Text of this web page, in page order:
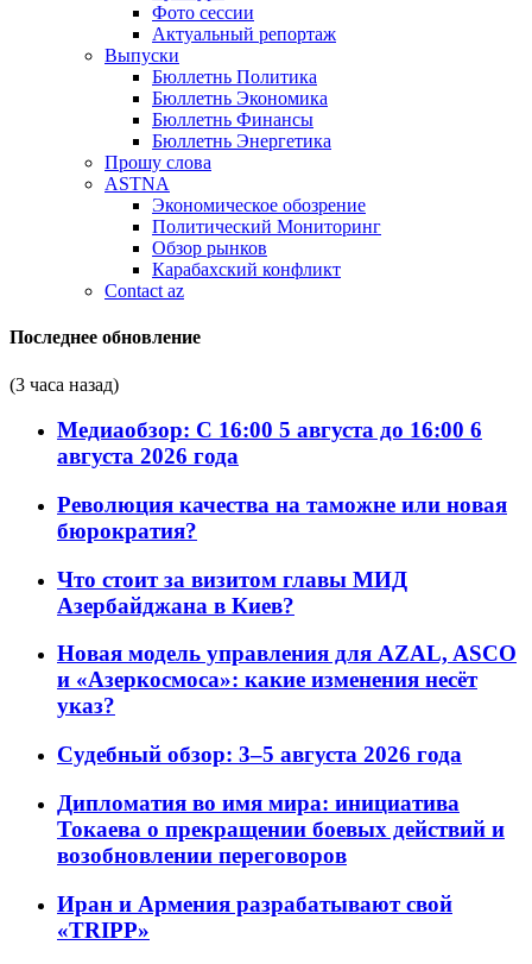
Фото сессии
Актуальный репортаж
Выпуски
Бюллетнь Политика
Бюллетнь Экономика
Бюллетнь Финансы
Бюллетнь Энергетика
Прошу слова
ASTNA
Экономическое обозрение
Политический Мониторинг
Обзор рынков
Карабахский конфликт
Contact az
Последнее обновление
(3 часа назад)
Медиаобзор: С 16:00 5 августа до 16:00 6
августа 2026 года
Революция качества на таможне или новая
бюрократия?
Что стоит за визитом главы МИД
Азербайджана в Киев?
Новая модель управления для AZAL, ASCO
и «Азеркосмоса»: какие изменения несёт
указ?
Судебный обзор: 3–5 августа 2026 года
Дипломатия во имя мира: инициатива
Токаева о прекращении боевых действий и
возобновлении переговоров
Иран и Армения разрабатывают свой
«TRIPP»